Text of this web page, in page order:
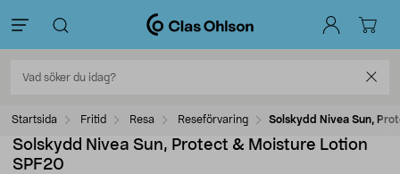
Startsida Fritid Resa Reseförvaring Solskydd Nivea Sun,
Solskydd Nivea Sun, Protect & Moisture Lotion
SPF20